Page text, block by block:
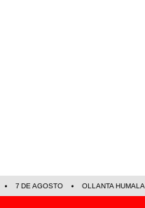
7 DE AGOSTO OLLANTA HUMALA